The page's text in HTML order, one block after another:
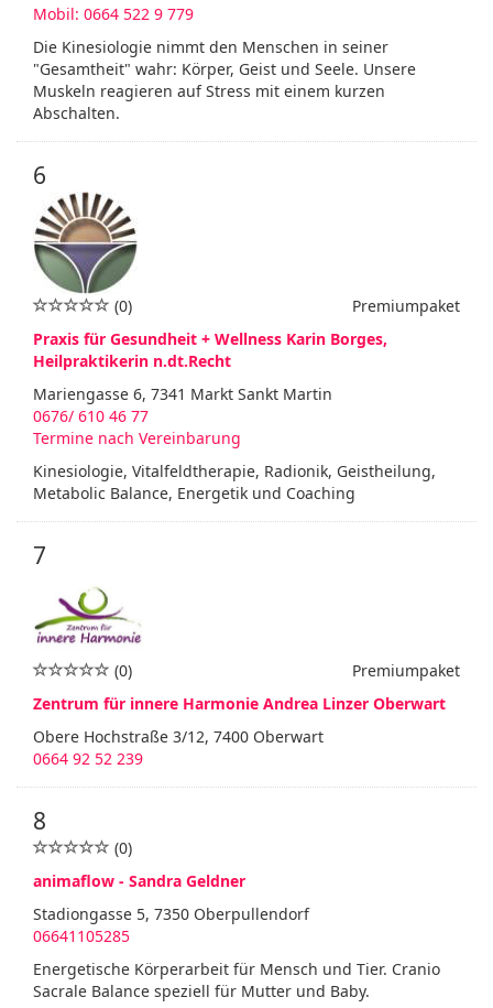
Mobil: 0664 522 9 779
Die Kinesiologie nimmt den Menschen in seiner
"Gesamtheit" wahr: Körper, Geist und Seele. Unsere
Muskeln reagieren auf Stress mit einem kurzen
Abschalten.
6
Premiumpaket
(0)
Praxis für Gesundheit + Wellness Karin Borges,
Heilpraktikerin n.dt.Recht
Mariengasse 6, 7341 Markt Sankt Martin
0676/ 610 46 77
Termine nach Vereinbarung
Kinesiologie, Vitalfeldtherapie, Radionik, Geistheilung,
Metabolic Balance, Energetik und Coaching
7
Premiumpaket
(0)
Zentrum für innere Harmonie Andrea Linzer Oberwart
Obere Hochstraße 3/12, 7400 Oberwart
0664 92 52 239
8
(0)
animaflow - Sandra Geldner
Stadiongasse 5, 7350 Oberpullendorf
06641105285
Energetische Körperarbeit für Mensch und Tier. Cranio
Sacrale Balance speziell für Mutter und Baby.